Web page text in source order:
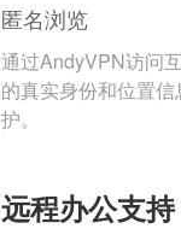
匿名浏览
通过AndyVPN访问
的真实身份和位置信
护。
远程办公支持